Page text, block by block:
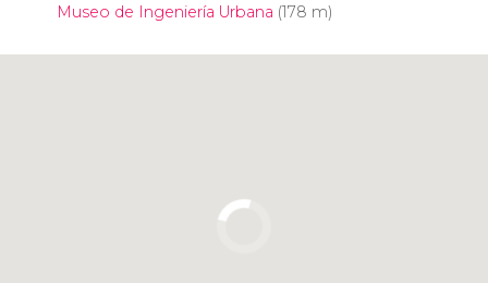
Museo de Ingeniería Urbana (178 m)